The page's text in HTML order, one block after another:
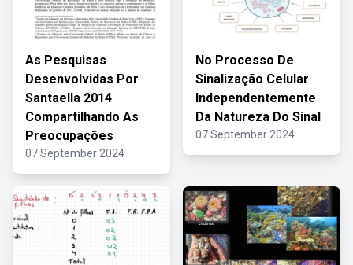
As Pesquisas
Desenvolvidas Por
Santaella 2014
Compartilhando As
Preocupações
07 September 2024
No Processo De
Sinalização Celular
Independentemente
Da Natureza Do Sinal
07 September 2024